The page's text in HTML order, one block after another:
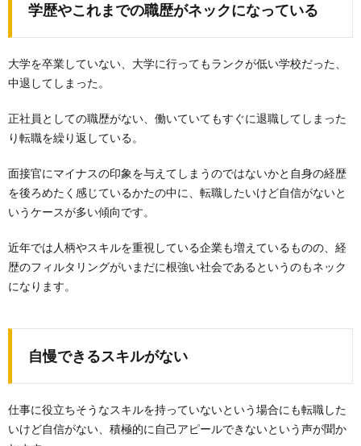
学歴やこれまでの職歴がネックになっている
大学を卒業していない、大学に行ってもランクが低い学校だった、
中退してしまった。
正社員としての職歴がない、働いていてもすぐに退職してしまった
り転職を繰り返している。
面接官にマイナスの印象を与えてしまうのではないかと自身の経歴
を後ろめたく感じているかたの中に、転職したいけど自信がないと
いうケースが多い傾向です。
近年では人柄やスキルを重視している企業も増えているものの、経
歴のフィルタリングがいまだに根強い社会であるというのもネック
になります。
自慢できるスキルがない
仕事に役立ちそうなスキルを持っていないという場合にも転職した
いけど自信がない、積極的に自己アピールできないという声が聞か